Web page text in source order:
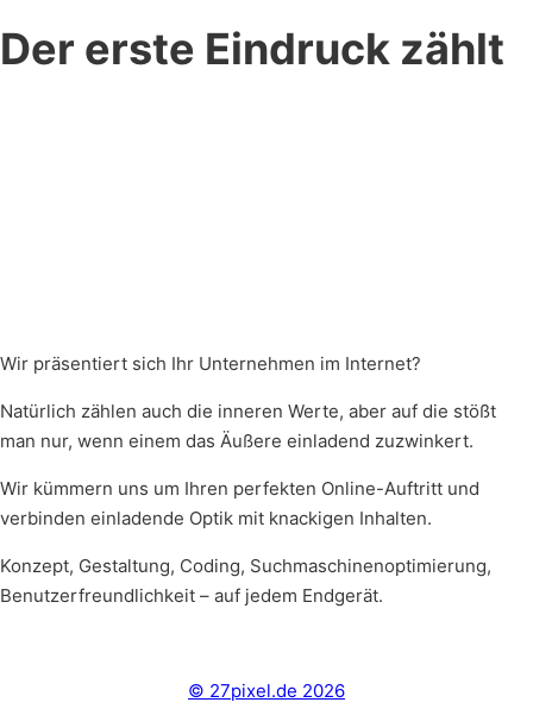
Der erste Eindruck zählt
Wir präsentiert sich Ihr Unternehmen im Internet?
Natürlich zählen auch die inneren Werte, aber auf die stößt
man nur, wenn einem das Äußere einladend zuzwinkert.
Wir kümmern uns um Ihren perfekten Online-Auftritt und
verbinden einladende Optik mit knackigen Inhalten.
Konzept, Gestaltung, Coding, Suchmaschinenoptimierung,
Benutzerfreundlichkeit – auf jedem Endgerät.
© 27pixel.de 2026